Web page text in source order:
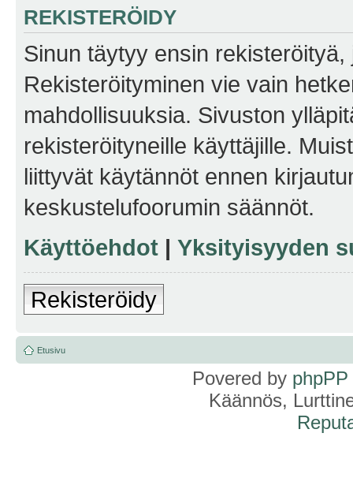
REKISTERÖIDY
Sinun täytyy ensin
Rekisteröityminen vie vain
mahdollisuuksia. Sivuston
rekisteröityneille käyttäjille.
liittyvät käytännöt ennen
keskustelufoorumin säännöt.
Käyttöehdot | Yksityisyyden
Rekisteröidy
Etusivu
Povered by phpPP
Käännös,